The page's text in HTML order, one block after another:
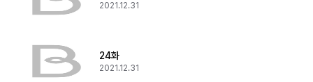
2021.12.31
24화
2021.12.31